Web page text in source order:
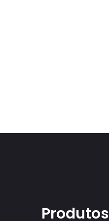
Produtos